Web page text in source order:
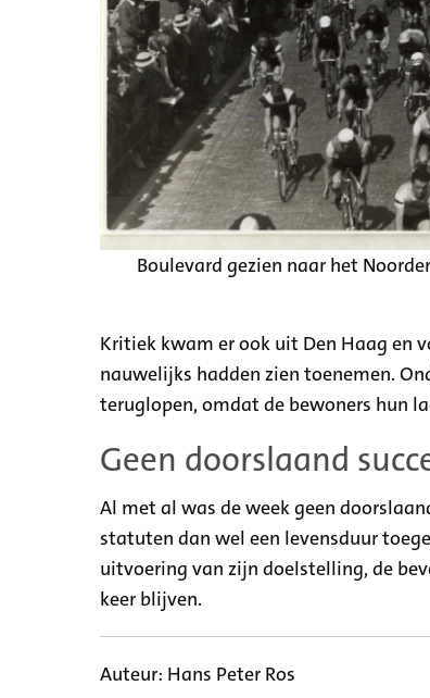
Boulevard gezien naar het
Kritiek kwam er ook uit Den Haag en
nauwelijks hadden zien toenemen.
teruglopen, omdat de bewoners hun
Geen doorslaand
Al met al was de week geen
statuten dan wel een levensduur
uitvoering van zijn doelstelling, de
keer blijven.
Auteur: Hans Peter Ros